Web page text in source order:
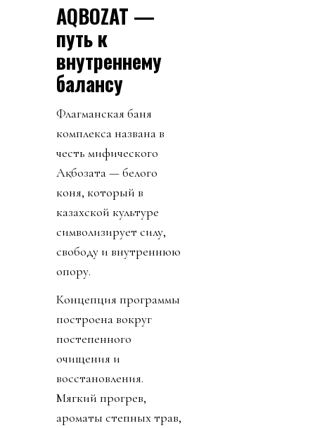
AQBOZAT —
путь к
внутреннему
балансу
Флагманская баня
комплекса названа в
честь мифического
Ақбозата — белого
коня, который в
казахской культуре
символизирует силу,
свободу и внутреннюю
опору.
Концепция программы
построена вокруг
постепенного
очищения и
восстановления.
Мягкий прогрев,
ароматы степных трав,